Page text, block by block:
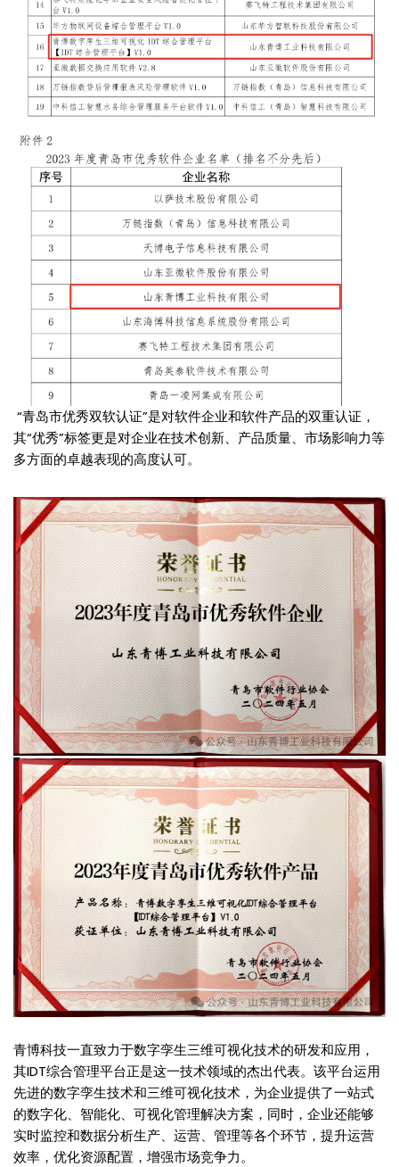
“青岛市优秀双软认证”是对软件企业和软件产品的双重认证，
其“优秀”标签更是对企业在技术创新、产品质量、市场影响力等
多方面的卓越表现的高度认可。
青博科技一直致力于数字孪生三维可视化技术的研发和应用，
其IDT综合管理平台正是这一技术领域的杰出代表。该平台运用
先进的数字孪生技术和三维可视化技术，为企业提供了一站式
的数字化、智能化、可视化管理解决方案，同时，企业还能够
实时监控和数据分析生产、运营、管理等各个环节，提升运营
效率，优化资源配置，增强市场竞争力。